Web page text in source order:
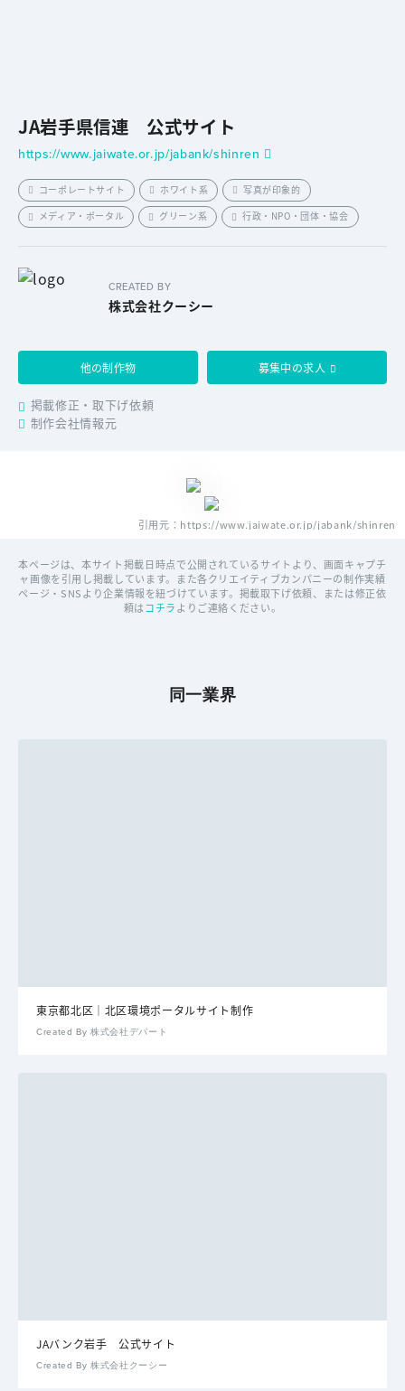
JA岩手県信連 公式サイト
https://www.jaiwate.or.jp/jabank/shinren
コーポレートサイト ホワイト系
写真が印象的
メディア・ポータル
グリーン系 行政・NPO・団体・協会
CREATED BY
株式会社クーシー
他の制作物 募集中の求人
掲載修正・取下げ依頼
制作会社情報元
引用元：https://www.jaiwate.or.jp/jabank/shinren
本ページは、本サイト掲載日時点で公開されているサイトより、画面キャプチ
ャ画像を引用し掲載しています。また各クリエイティブカンパニーの制作実績
ページ・SNSより企業情報を紐づけています。掲載取下げ依頼、または修正依
頼はコチラよりご連絡ください。
同一業界
東京都北区｜北区環境ポータルサイト制作
Created By 株式会社デパート
JAバンク岩手 公式サイト
Created By 株式会社クーシー